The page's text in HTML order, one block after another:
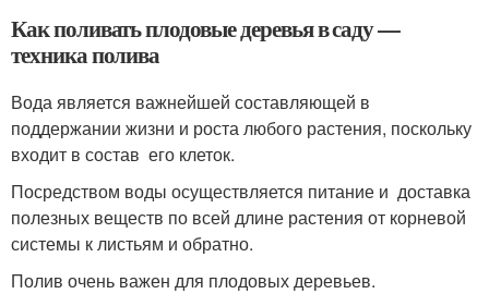
Как поливать плодовые деревья в саду —
техника полива
Вода является важнейшей составляющей в
поддержании жизни и роста любого растения, поскольку
входит в состав его клеток.
Посредством воды осуществляется питание и доставка
полезных веществ по всей длине растения от корневой
системы к листьям и обратно.
Полив очень важен для плодовых деревьев.